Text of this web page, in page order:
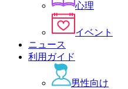
心理
イベント
ニュース
利用ガイド
男性向け